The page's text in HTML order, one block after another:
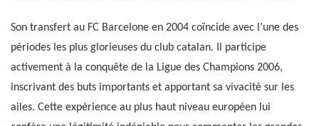
Son transfert au FC Barcelone en 2004 coïncide avec l’une des
périodes les plus glorieuses du club catalan. Il participe
activement à la conquête de la Ligue des Champions 2006,
inscrivant des buts importants et apportant sa vivacité sur les
ailes. Cette expérience au plus haut niveau européen lui